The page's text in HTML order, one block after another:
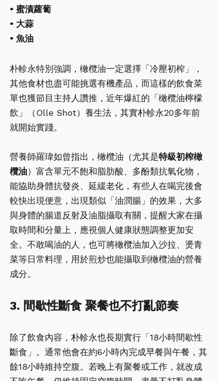
• 蜜漬蘿蔔
• 大蒜
• 魚油
朴軫永特別強調，橄欖油一定選擇「冷壓初榨」，
其他食材也盡可能挑選有機產品，而這樣的飲食菜
單也獲節目主持人讚推，近年爆紅的「橄欖油檸檬
飲」（Olle Shot）養生法，其實朴軫永20多年前
就開始實踐。
營養師羅瑋如曾指出，橄欖油（尤其是特級初榨橄
欖油）富含單元不飽和脂肪酸、多酚類抗氧化物，
能協助身體抗發炎、延緩老化，有些人在喝完後會
較快出現便意，出現類似「油潤腸」的效果，大多
與身體的腸道反射及油脂攝取有關，提醒大家在攝
取時間和分量上，應視個人健康狀態調整更加安
全。不敢喝油的人，也可將橄欖油加入沙拉、燙青
菜等日常料理，用於煎炒也能攝取到橄欖油的營養
成分。
3. 間歇性斷食 聚餐也不打亂節奏
除了飲食內容，朴軫永也長期實行「18小時間歇性
斷食」。通常他會在約6小時內完成早餐與午餐，其
餘18小時維持空腹。若晚上有聚餐或工作，就改成